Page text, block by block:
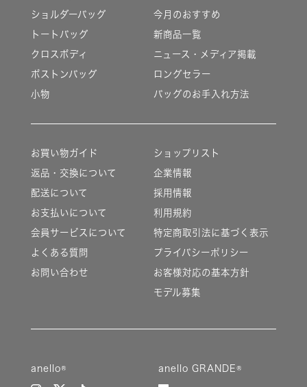
ショルダーバッグ
トートバッグ
クロスボディ
ボストンバッグ
小物
今月のおすすめ
新商品一覧
ニュース・メディア掲載
ロングセラー
バッグのお手入れ方法
お買い物ガイド
返品・交換について
配送について
お支払いについて
会員サービスについて
よくある質問
お問い合わせ
ショップリスト
企業情報
採用情報
利用規約
特定商取引法に基づく表示
プライバシーポリシー
お客様対応の基本方針
モデル募集
anello® anello GRANDE®